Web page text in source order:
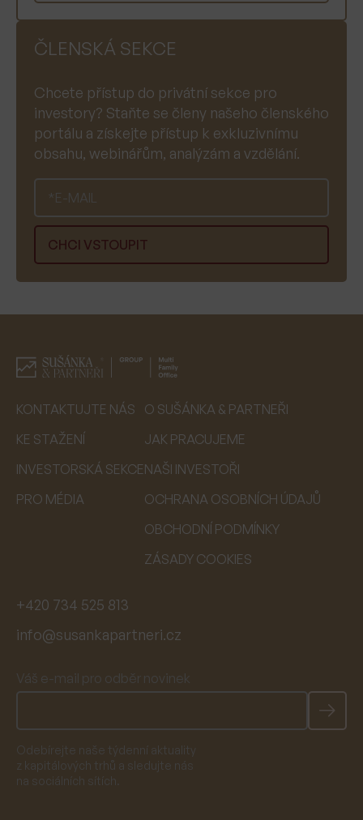
ČLENSKÁ SEKCE
Chcete přístup do privátní sekce pro
investory? Staňte se členy našeho členského
portálu a získejte přístup k exkluzivnímu
obsahu, webinářům, analýzám a vzdělání.
KONTAKTUJTE NÁS
KE STAŽENÍ
INVESTORSKÁ SEKCE
PRO MÉDIA
O SUŠÁNKA & PARTNEŘI
JAK PRACUJEME
NAŠI INVESTOŘI
OCHRANA OSOBNÍCH ÚDAJŮ
OBCHODNÍ PODMÍNKY
ZÁSADY COOKIES
+420 734 525 813
info@susankapartneri.cz
Váš e-mail pro odběr novinek
Odebírejte naše týdenní aktuality
z kapitálových trhů a sledujte nás
na sociálních sítích.